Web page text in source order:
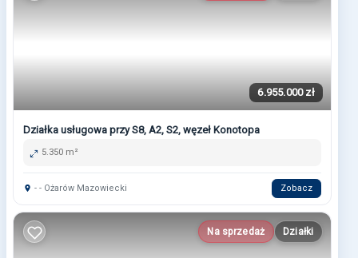
6.955.000 zł
Działka usługowa przy S8, A2, S2, węzeł Konotopa
5.350 m²
- - Ożarów Mazowiecki Zobacz
Na sprzedaż Działki